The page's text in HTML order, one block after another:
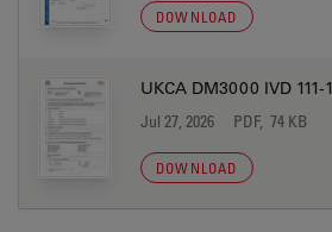
DOWNLOAD
UKCA DM3000 IVD 111-1
Jul 27, 2026 PDF, 74 KB
DOWNLOAD